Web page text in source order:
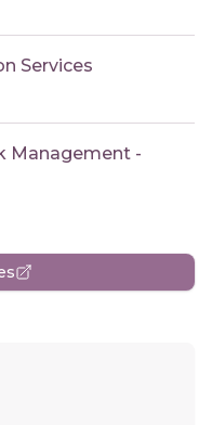
Services
Management -